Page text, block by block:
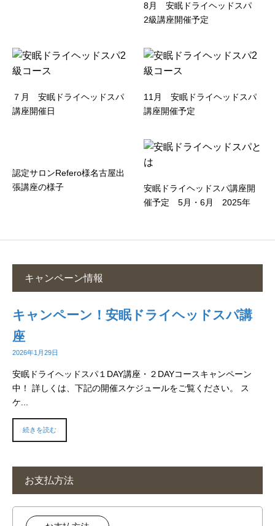
8月 安眠ドライヘッドスパ
2級講座開催予定
７月 安眠ドライヘッドスパ
講座開催日
11月 安眠ドライヘッドスパ
講座開催予定
認定サロンRefero様名古屋出
張講座の様子
安眠ドライヘッドスパ講座開
催予定 5月・6月 2025年
キャンペーン情報
キャンペーン！安眠ドライヘッドスパ講
座
2026年1月29日
安眠ドライヘッドスパ１DAY講座・２DAYコースキャンペーン
中！ 詳しくは、下記の開催スケジュールをご覧ください。 ス
ケ...
続きを読む
お支払方法